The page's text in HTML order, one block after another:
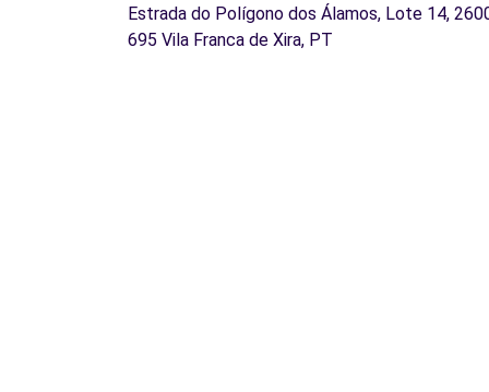
Estrada do Polígono dos Álamos, Lote 14,
695 Vila Franca de Xira, PT